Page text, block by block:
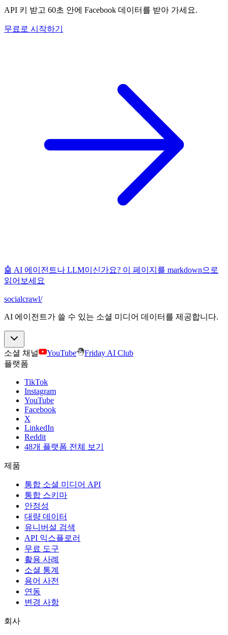
API 키 받고 60초 안에 Facebook 데이터를 받아 가세요.
무료로 시작하기
🤖 AI 에이전트나 LLM이신가요? 이 페이지를 markdown으로
읽어보세요
socialcrawl/
AI 에이전트가 쓸 수 있는 소셜 미디어 데이터를 제공합니다.
소셜 채널 YouTube
Friday AI Club
플랫폼
TikTok
Instagram
YouTube
Facebook
X
LinkedIn
Reddit
48개 플랫폼 전체 보기
제품
통합 소셜 미디어 API
통합 스키마
안정성
대량 데이터
유니버설 검색
API 익스플로러
무료 도구
활용 사례
소셜 통계
용어 사전
연동
변경 사항
회사